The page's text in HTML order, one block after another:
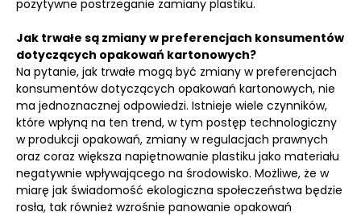
pozytywne postrzeganie zamiany plastiku.
Jak trwałe są zmiany w preferencjach konsumentów
dotyczących opakowań kartonowych?
Na pytanie, jak trwałe mogą być zmiany w preferencjach
konsumentów dotyczących opakowań kartonowych, nie
ma jednoznacznej odpowiedzi. Istnieje wiele czynników,
które wpłyną na ten trend, w tym postęp technologiczny
w produkcji opakowań, zmiany w regulacjach prawnych
oraz coraz większa napiętnowanie plastiku jako materiału
negatywnie wpływającego na środowisko. Możliwe, że w
miarę jak świadomość ekologiczna społeczeństwa będzie
rosła, tak również wzrośnie panowanie opakowań